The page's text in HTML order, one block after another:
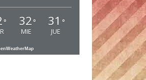
° 32 °
MIE
31 °
JUE